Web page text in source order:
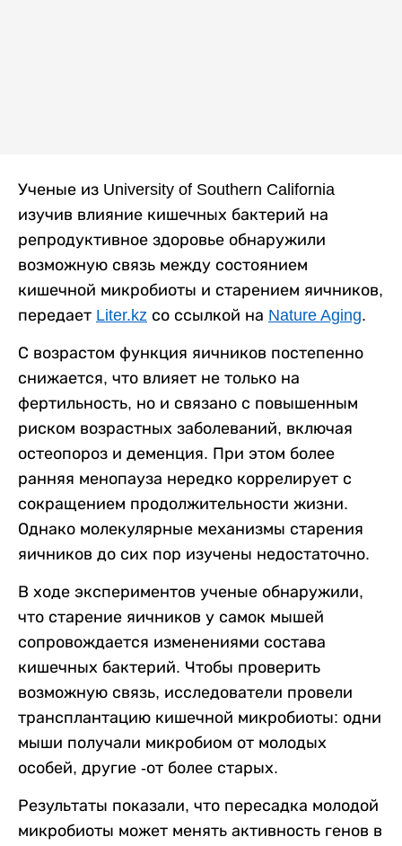
Ученые из University of Southern California
изучив влияние кишечных бактерий на
репродуктивное здоровье обнаружили
возможную связь между состоянием
кишечной микробиоты и старением яичников,
передает Liter.kz со ссылкой на Nature Aging.
С возрастом функция яичников постепенно
снижается, что влияет не только на
фертильность, но и связано с повышенным
риском возрастных заболеваний, включая
остеопороз и деменция. При этом более
ранняя менопауза нередко коррелирует с
сокращением продолжительности жизни.
Однако молекулярные механизмы старения
яичников до сих пор изучены недостаточно.
В ходе экспериментов ученые обнаружили,
что старение яичников у самок мышей
сопровождается изменениями состава
кишечных бактерий. Чтобы проверить
возможную связь, исследователи провели
трансплантацию кишечной микробиоты: одни
мыши получали микробиом от молодых
особей, другие -от более старых.
Результаты показали, что пересадка молодой
микробиоты может менять активность генов в